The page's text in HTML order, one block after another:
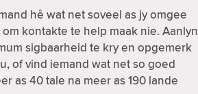
hê wat net soveel as jy omgee
kontakte te help maak nie. Aanlyn
sigbaarheid te kry en opgemerk
of vind iemand wat net so goed
as 40 tale na meer as 190 lande